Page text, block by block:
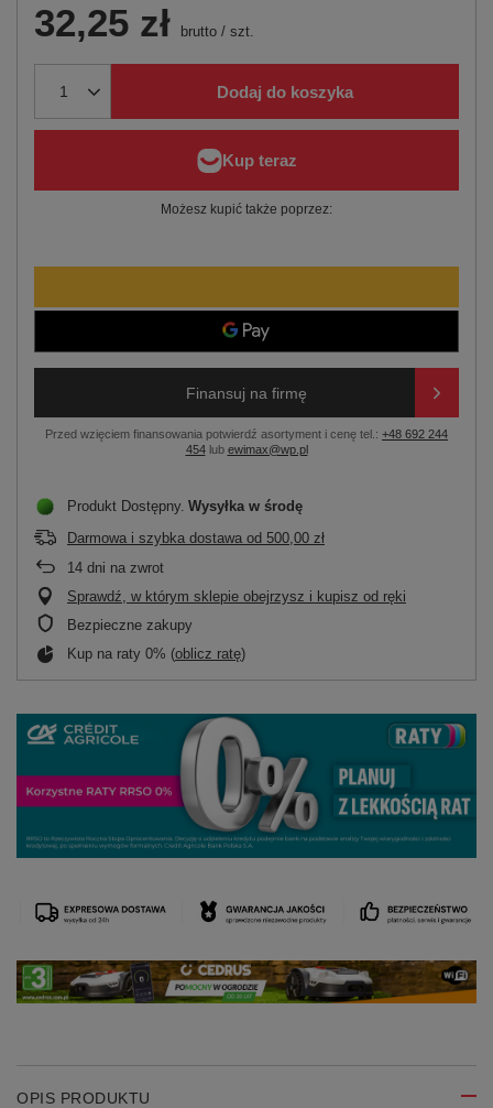
32,25 zł brutto / szt.
Dodaj do koszyka
Możesz kupić także poprzez:
Finansuj na firmę
Przed wzięciem finansowania potwierdź asortyment i cenę tel.: +48 692 244
454lub ewimax@wp.pl
Produkt Dostępny Wysyłka w środę
Darmowa i szybka dostawa od 500,00 zł
14 dni na zwrot
Sprawdź, w którym sklepie obejrzysz i kupisz od ręki
Bezpieczne zakupy
Kup na raty 0% (oblicz ratę)
OPIS PRODUKTU